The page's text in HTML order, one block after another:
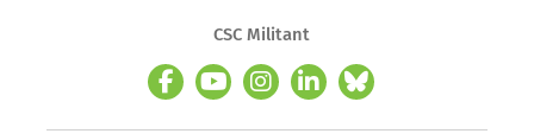
CSC Militant